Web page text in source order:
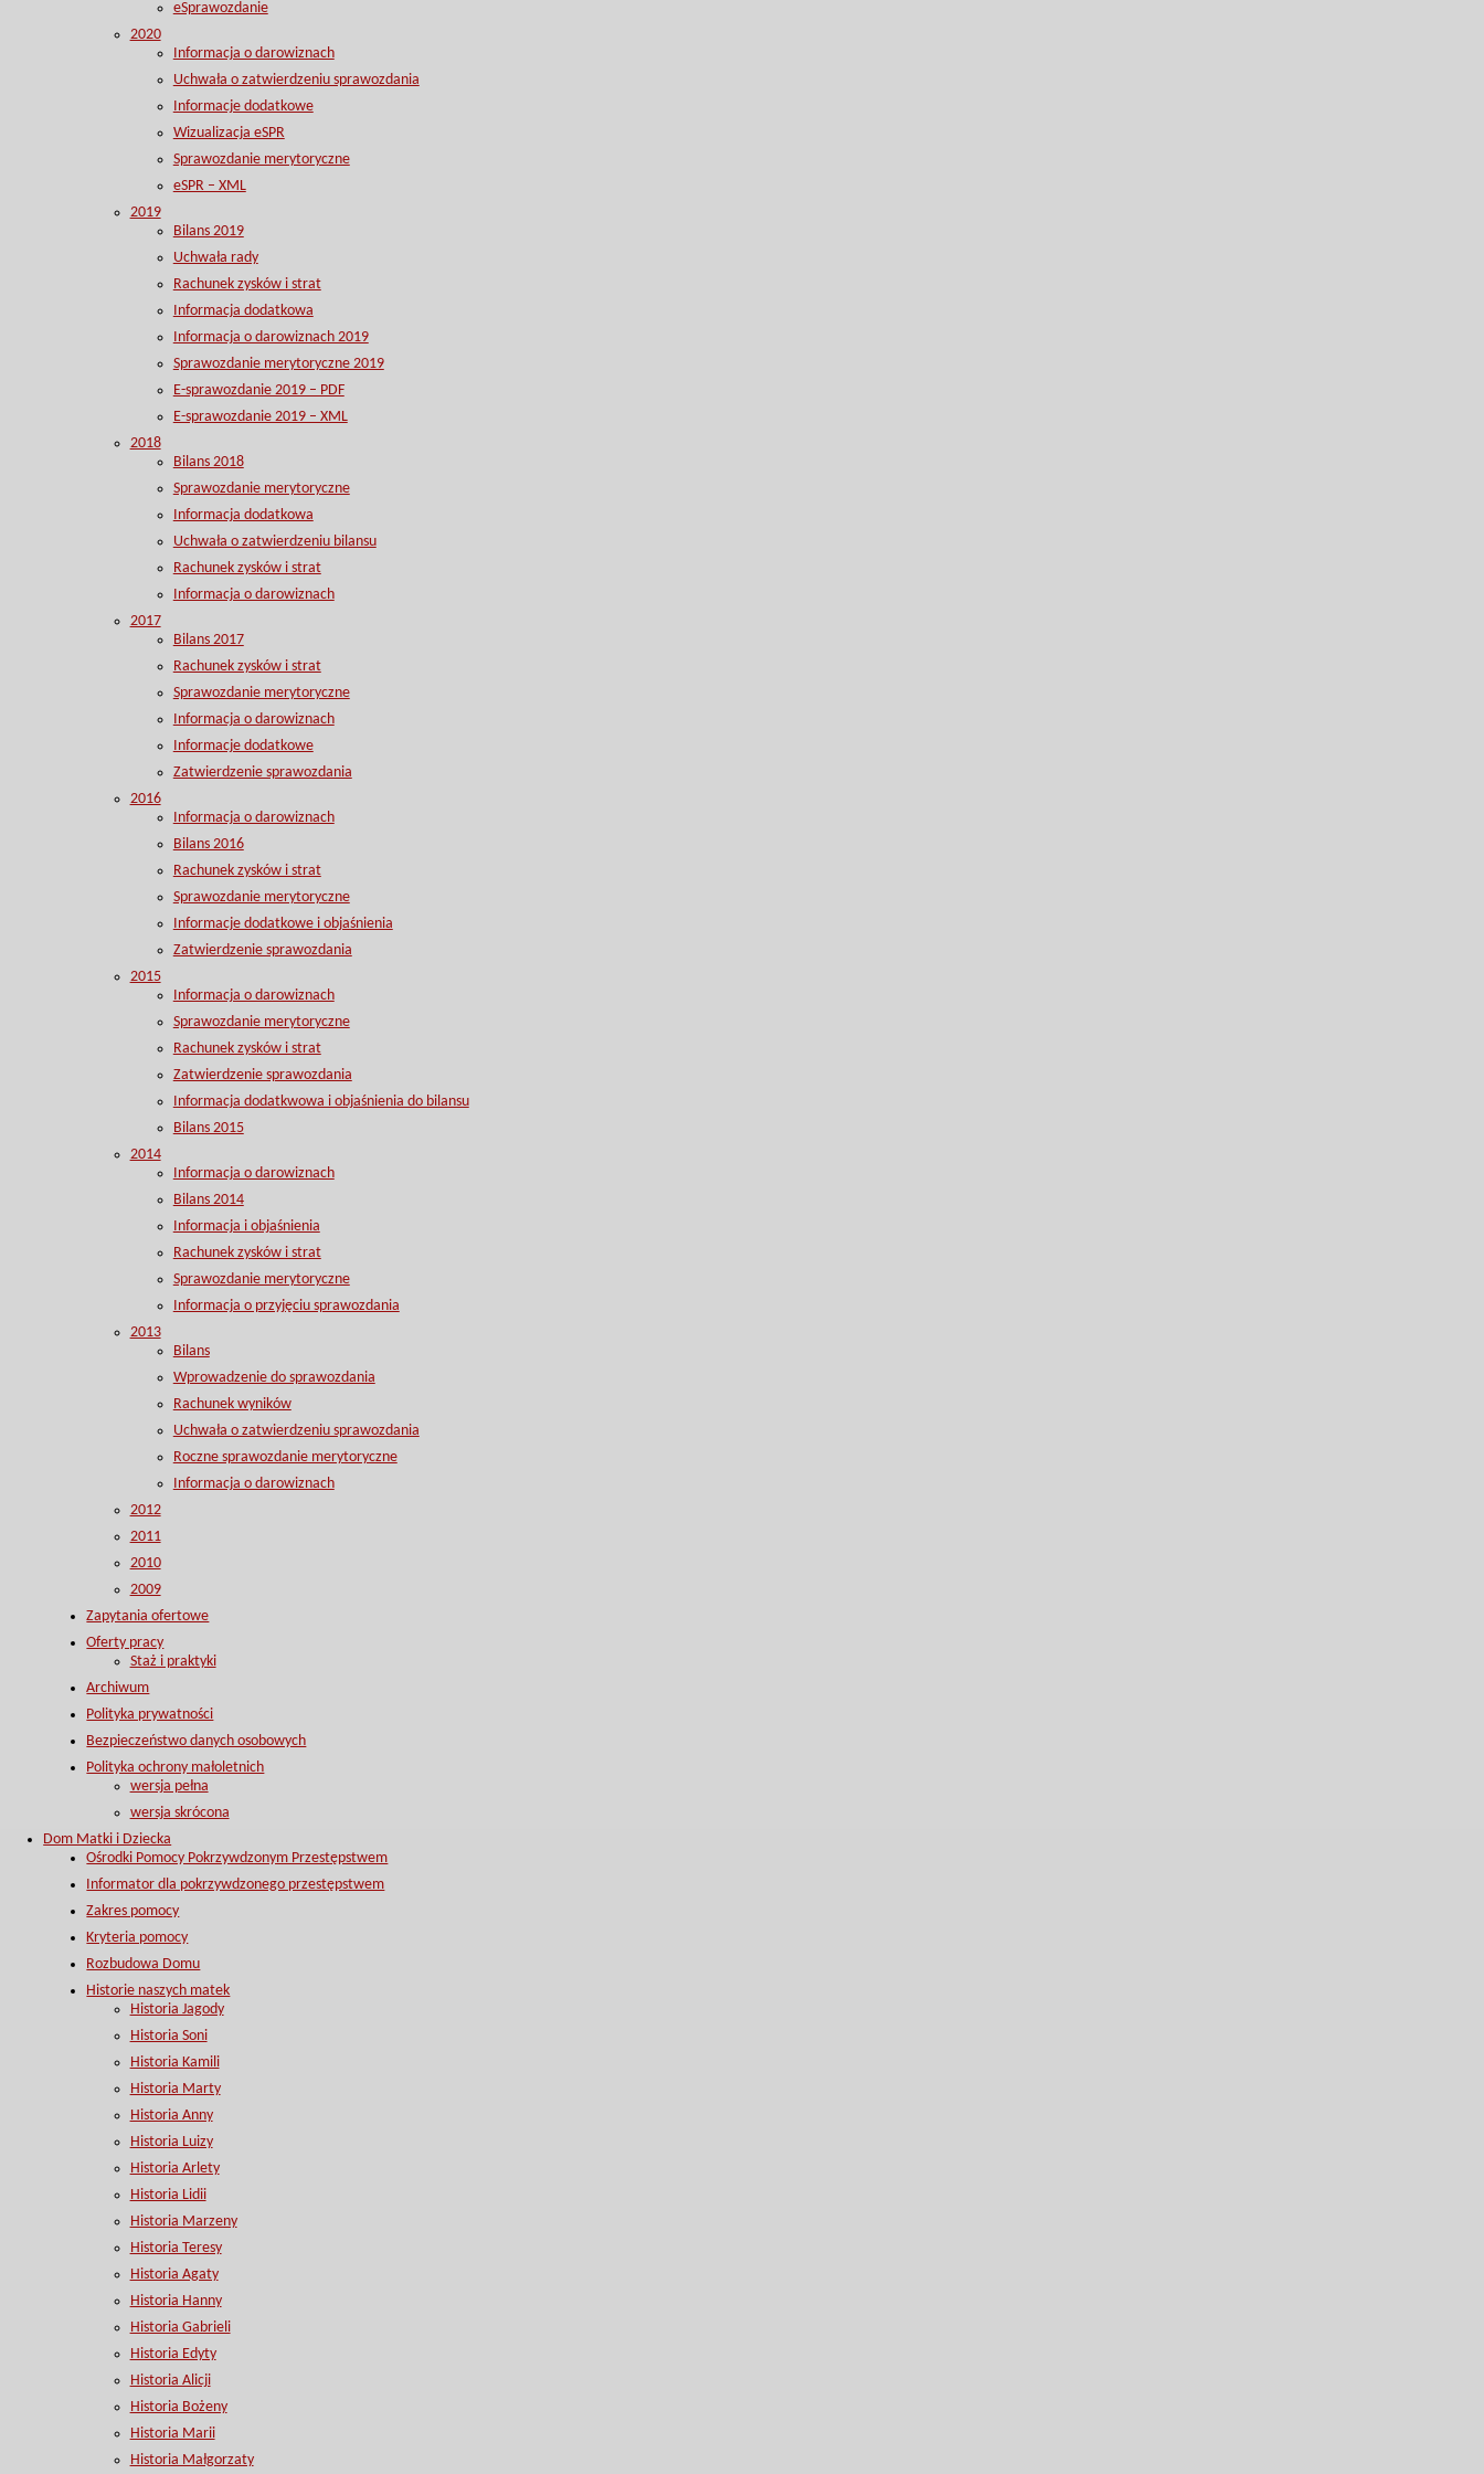
eSprawozdanie
2020
Informacja o darowiznach
Uchwała o zatwierdzeniu sprawozdania
Informacje dodatkowe
Wizualizacja eSPR
Sprawozdanie merytoryczne
eSPR – XML
2019
Bilans 2019
Uchwała rady
Rachunek zysków i strat
Informacja dodatkowa
Informacja o darowiznach 2019
Sprawozdanie merytoryczne 2019
E-sprawozdanie 2019 – PDF
E-sprawozdanie 2019 – XML
2018
Bilans 2018
Sprawozdanie merytoryczne
Informacja dodatkowa
Uchwała o zatwierdzeniu bilansu
Rachunek zysków i strat
Informacja o darowiznach
2017
Bilans 2017
Rachunek zysków i strat
Sprawozdanie merytoryczne
Informacja o darowiznach
Informacje dodatkowe
Zatwierdzenie sprawozdania
2016
Informacja o darowiznach
Bilans 2016
Rachunek zysków i strat
Sprawozdanie merytoryczne
Informacje dodatkowe i objaśnienia
Zatwierdzenie sprawozdania
2015
Informacja o darowiznach
Sprawozdanie merytoryczne
Rachunek zysków i strat
Zatwierdzenie sprawozdania
Informacja dodatkwowa i objaśnienia do bilansu
Bilans 2015
2014
Informacja o darowiznach
Bilans 2014
Informacja i objaśnienia
Rachunek zysków i strat
Sprawozdanie merytoryczne
Informacja o przyjęciu sprawozdania
2013
Bilans
Wprowadzenie do sprawozdania
Rachunek wyników
Uchwała o zatwierdzeniu sprawozdania
Roczne sprawozdanie merytoryczne
Informacja o darowiznach
2012
2011
2010
2009
Zapytania ofertowe
Oferty pracy
Staż i praktyki
Archiwum
Polityka prywatności
Bezpieczeństwo danych osobowych
Polityka ochrony małoletnich
wersja pełna
wersja skrócona
Dom Matki i Dziecka
Ośrodki Pomocy Pokrzywdzonym Przestępstwem
Informator dla pokrzywdzonego przestępstwem
Zakres pomocy
Kryteria pomocy
Rozbudowa Domu
Historie naszych matek
Historia Jagody
Historia Soni
Historia Kamili
Historia Marty
Historia Anny
Historia Luizy
Historia Arlety
Historia Lidii
Historia Marzeny
Historia Teresy
Historia Agaty
Historia Hanny
Historia Gabrieli
Historia Edyty
Historia Alicji
Historia Bożeny
Historia Marii
Historia Małgorzaty